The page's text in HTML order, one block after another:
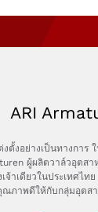
ARI
ตั้งอย่างเป็นทางการ
ผู้ผลิตวาล์วอุตสา
จ้าเดียวในประเทศไท
ภาพดีให้กับกลุ่มอุตสา